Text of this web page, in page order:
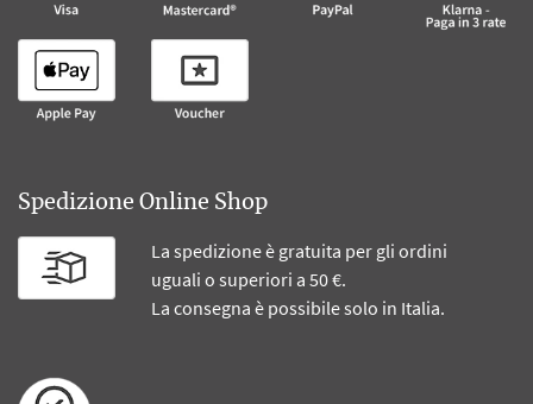
Spedizione Online Shop
La spedizione è gratuita per gli ordini
uguali o superiori a 50 €.
La consegna è possibile solo in Italia.